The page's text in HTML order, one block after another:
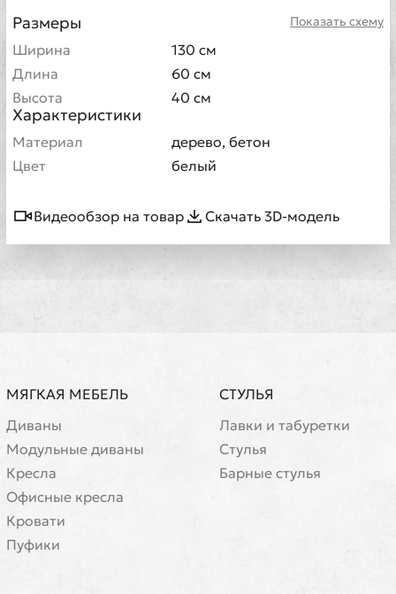
Показать схему
Размеры
Ширина
130 см
Длина
60 см
Высота
40 см
Характеристики
Материал
дерево, бетон
Цвет
белый
Видеообзор на товар Скачать 3D-модель
МЯГКАЯ МЕБЕЛЬ
Диваны
Модульные диваны
Кресла
Офисные кресла
Кровати
Пуфики
СТУЛЬЯ
Лавки и табуретки
Стулья
Барные стулья